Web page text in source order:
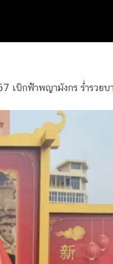
เบิกฟ้าพญามังกร ร่ำรวย